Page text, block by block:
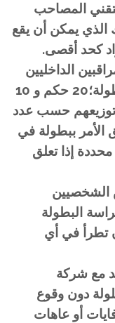
المصاحب
الذي يمكن أن يقع
الداخليين
الذين سيتكلفون بإدارة مباريات البطولة؛20 حكم و 10
و 20 مراقب…وتوزيعهم حسب عدد
الأمر ببطولة في
إذا تعلق
الشخصيين
البطولة
تطرأ في أي
مع شركة
دون وقوع
أو عاهات